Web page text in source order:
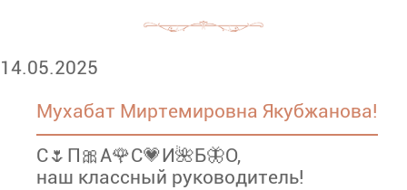
14.05.2025
Мухабат Миртемировна Якубжанова!
С🌷П🎀А🌹С💗И🌺Б🦋О,
наш классный руководитель!